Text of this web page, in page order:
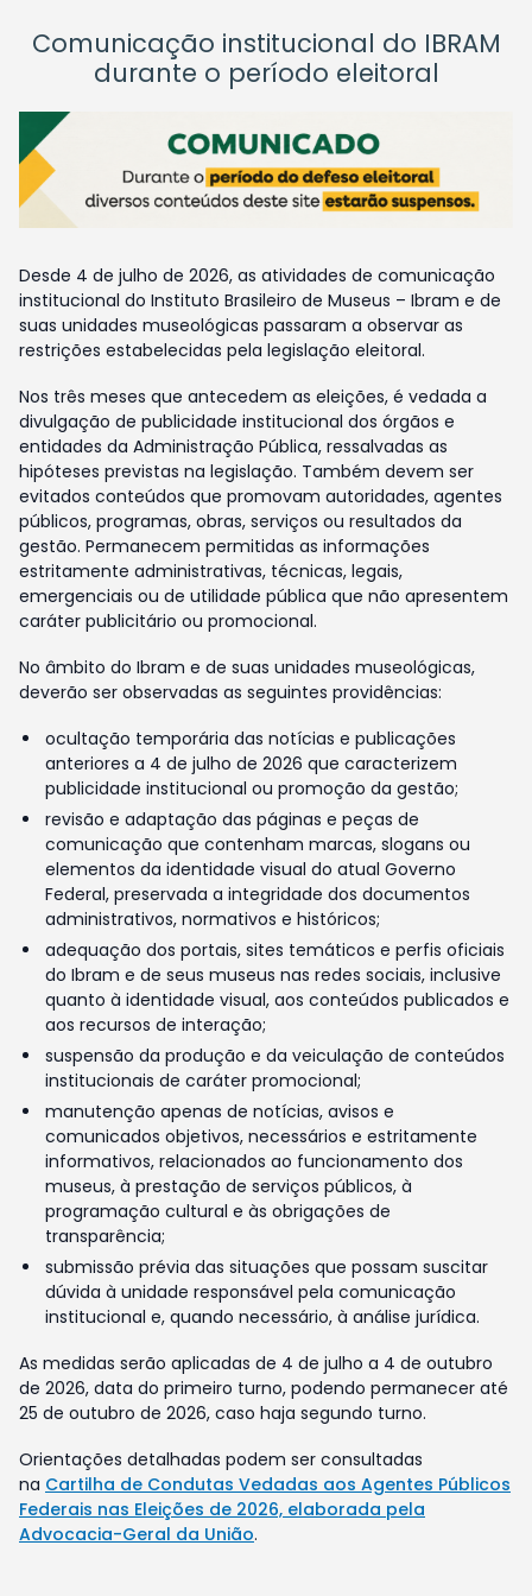
Comunicação institucional do IBRAM
durante o período eleitoral
Desde 4 de julho de 2026, as atividades de comunicação
institucional do Instituto Brasileiro de Museus – Ibram e de
suas unidades museológicas passaram a observar as
restrições estabelecidas pela legislação eleitoral.
Nos três meses que antecedem as eleições, é vedada a
divulgação de publicidade institucional dos órgãos e
entidades da Administração Pública, ressalvadas as
hipóteses previstas na legislação. Também devem ser
evitados conteúdos que promovam autoridades, agentes
públicos, programas, obras, serviços ou resultados da
gestão. Permanecem permitidas as informações
estritamente administrativas, técnicas, legais,
emergenciais ou de utilidade pública que não apresentem
caráter publicitário ou promocional.
No âmbito do Ibram e de suas unidades museológicas,
deverão ser observadas as seguintes providências:
ocultação temporária das notícias e publicações
anteriores a 4 de julho de 2026 que caracterizem
publicidade institucional ou promoção da gestão;
revisão e adaptação das páginas e peças de
comunicação que contenham marcas, slogans ou
elementos da identidade visual do atual Governo
Federal, preservada a integridade dos documentos
administrativos, normativos e históricos;
adequação dos portais, sites temáticos e perfis oficiais
do Ibram e de seus museus nas redes sociais, inclusive
quanto à identidade visual, aos conteúdos publicados e
aos recursos de interação;
suspensão da produção e da veiculação de conteúdos
institucionais de caráter promocional;
manutenção apenas de notícias, avisos e
comunicados objetivos, necessários e estritamente
informativos, relacionados ao funcionamento dos
museus, à prestação de serviços públicos, à
programação cultural e às obrigações de
transparência;
submissão prévia das situações que possam suscitar
dúvida à unidade responsável pela comunicação
institucional e, quando necessário, à análise jurídica.
As medidas serão aplicadas de 4 de julho a 4 de outubro
de 2026, data do primeiro turno, podendo permanecer até
25 de outubro de 2026, caso haja segundo turno.
Orientações detalhadas podem ser consultadas
na Cartilha de Condutas Vedadas aos Agentes Públicos
Federais nas Eleições de 2026, elaborada pela
Advocacia-Geral da União.